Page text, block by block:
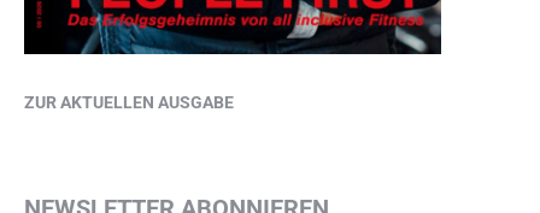
ZUR AKTUELLEN AUSGABE